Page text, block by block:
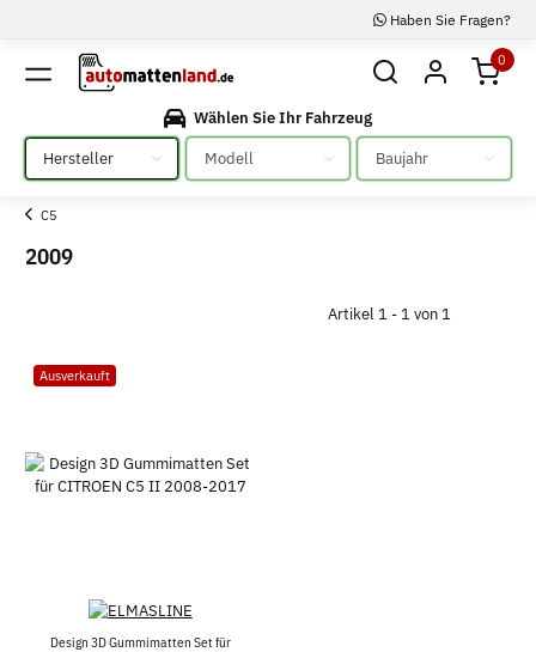
Haben Sie Fragen?
0
Wählen Sie Ihr Fahrzeug
Bitte auswählen
Bitte auswählen Bitte auswählen
C5
2009
Artikel 1 - 1 von 1
Ausverkauft
Design 3D Gummimatten Set für